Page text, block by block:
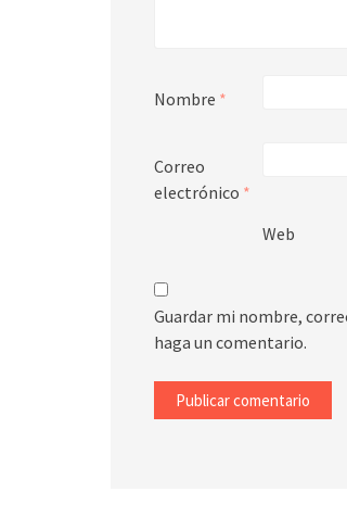
Nombre *
Correo
electrónico *
Web
Guardar mi nombre,
haga un comentario.